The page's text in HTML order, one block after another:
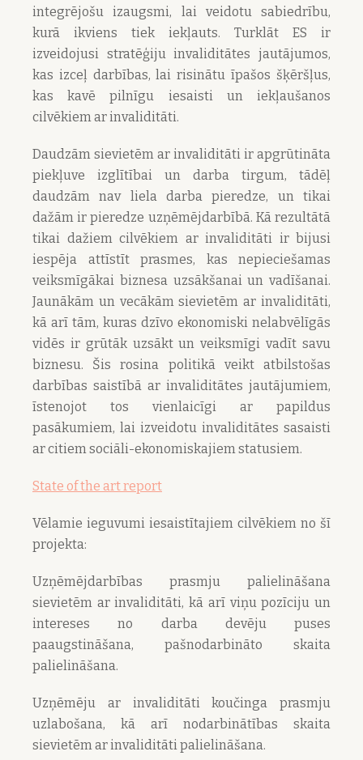
integrējošu izaugsmi, lai veidotu sabiedrību,
kurā ikviens tiek iekļauts. Turklāt ES ir
izveidojusi stratēģiju invaliditātes jautājumos,
kas izceļ darbības, lai risinātu īpašos šķēršļus,
kas kavē pilnīgu iesaisti un iekļaušanos
cilvēkiem ar invaliditāti.
Daudzām sievietēm ar invaliditāti ir apgrūtināta
piekļuve izglītībai un darba tirgum, tādēļ
daudzām nav liela darba pieredze, un tikai
dažām ir pieredze uzņēmējdarbībā. Kā rezultātā
tikai dažiem cilvēkiem ar invaliditāti ir bijusi
iespēja attīstīt prasmes, kas nepieciešamas
veiksmīgākai biznesa uzsākšanai un vadīšanai.
Jaunākām un vecākām sievietēm ar invaliditāti,
kā arī tām, kuras dzīvo ekonomiski nelabvēlīgās
vidēs ir grūtāk uzsākt un veiksmīgi vadīt savu
biznesu. Šis rosina politikā veikt atbilstošas
darbības saistībā ar invaliditātes jautājumiem,
īstenojot tos vienlaicīgi ar papildus
pasākumiem, lai izveidotu invaliditātes sasaisti
ar citiem sociāli-ekonomiskajiem statusiem.
State of the art report
Vēlamie ieguvumi iesaistītajiem cilvēkiem no šī
projekta:
Uzņēmējdarbības prasmju palielināšana
sievietēm ar invaliditāti, kā arī viņu pozīciju un
intereses no darba devēju puses
paaugstināšana, pašnodarbināto skaita
palielināšana.
Uzņēmēju ar invaliditāti koučinga prasmju
uzlabošana, kā arī nodarbinātības skaita
sievietēm ar invaliditāti palielināšana.